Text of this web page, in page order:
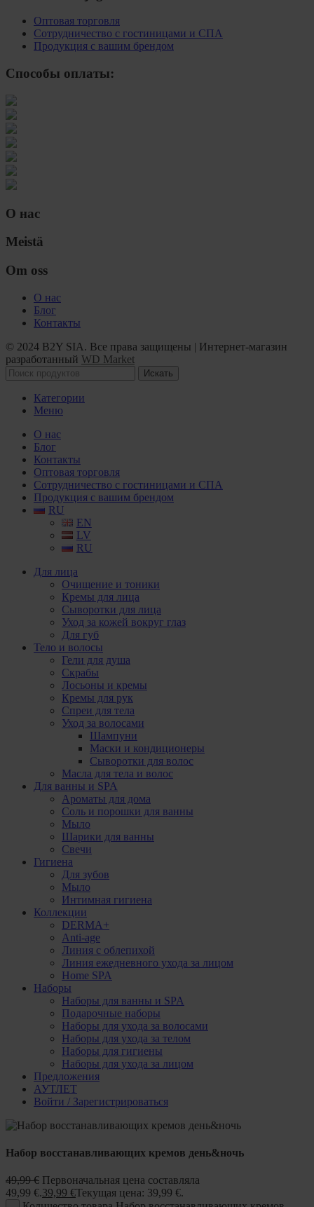
Оптовая торговля
Сотрудничество с гостиницами и СПА
Продукция с вашим брендом
Способы оплаты:
О нас
Meistä
Om oss
О нас
Блог
Контакты
© 2024 B2Y SIA. Все права защищены | Интернет-магазин
разработанный WD Market
Искать
Категории
Меню
О нас
Блог
Контакты
Оптовая торговля
Сотрудничество с гостиницами и СПА
Продукция с вашим брендом
RU
EN
LV
RU
Для лица
Очищение и тоники
Кремы для лица
Сыворотки для лица
Уход за кожей вокруг глаз
Для губ
Тело и волосы
Гели для душа
Скрабы
Лосьоны и кремы
Кремы для рук
Спреи для тела
Уход за волосами
Шампуни
Маски и кондиционеры
Сыворотки для волос
Масла для тела и волос
Для ванны и SPA
Ароматы для дома
Соль и порошки для ванны
Мыло
Шарики для ванны
Свечи
Гигиена
Для зубов
Мыло
Интимная гигиена
Коллекции
DERMA+
Anti-age
Линия с облепихой
Линия ежедневного ухода за лицом
Home SPA
Наборы
Наборы для ванны и SPA
Подарочные наборы
Наборы для ухода за волосами
Наборы для ухода за телом
Наборы для гигиены
Наборы для ухода за лицом
Предложения
АУТЛЕТ
Войти / Зарегистрироваться
Набор восстанавливающих кремов день&ночь
49,99€ Первоначальная цена составляла
49,99 €.39,99 €Текущая цена: 39,99 €.